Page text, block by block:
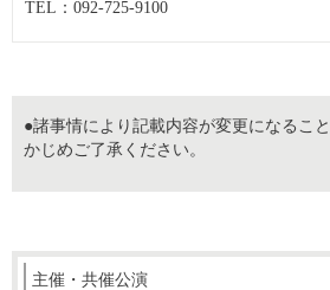
TEL：092-725-9100
●諸事情により記載内容が変更になるこ
かじめご了承ください。
主催・共催公演